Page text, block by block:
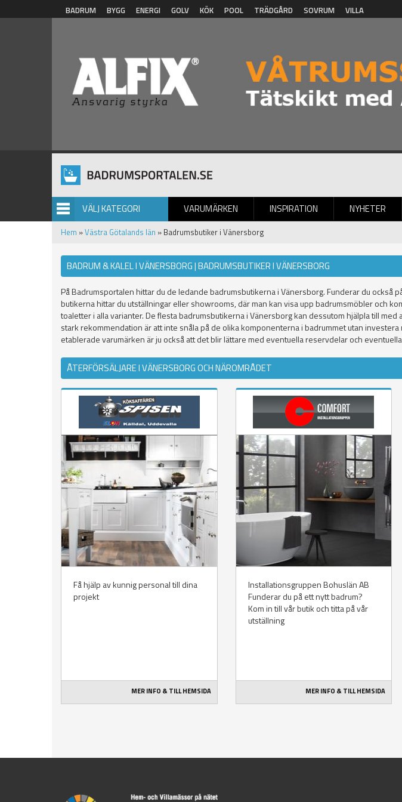
Hoppa till huvudinnehåll
BADRUM BYGG ENERGI GOLV KÖK POOL TRÄDGÅRD SOVRUM VILLA
VÄLJ KATEGORI VARUMÄRKEN INSPIRATION NYHETER
BILDGALLERI
Hem »Västra Götalands län » Badrumsbutiker i Vänersborg
BADRUM & KALEL I VÄNERSBORG | BADRUMSBUTIKER I VÄNERSBORG
På Badrumsportalen hittar du de ledande badrumsbutikerna i Vänersborg. Funderar du
butikerna hittar du utställningar eller showrooms, där man kan visa upp badrumsmöbler och
toaletter i alla varianter. De flesta badrumsbutikerna i Vänersborg kan dessutom hjälpla till
stark rekommendation är att inte snåla på de olika komponenterna i badrummet utan
etablerade varumärken är ju också att det blir lättare med eventuella reservdelar och
ÅTERFÖRSÄLJARE I VÄNERSBORG OCH NÄROMRÅDET
Få hjälp av kunnig personal till dina
projekt
MER INFO & TILL HEMSIDA
Installationsgruppen Bohuslän AB
Funderar du på ett nytt badrum?
Kom in till vår butik och titta på vår
utställning
MER INFO & TILL HEMSIDA